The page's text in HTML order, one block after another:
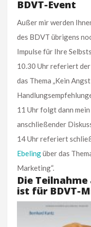
BDVT-Event
Außer mir werden
des BDVT übrigens
Impulse für Ihre
10.30 Uhr referiert
das Thema „Kein
11 Uhr folgt dann
anschließender
14 Uhr referiert
Ebelingüber das
Marketing“.
Die Teilnahme
ist für BDVT-